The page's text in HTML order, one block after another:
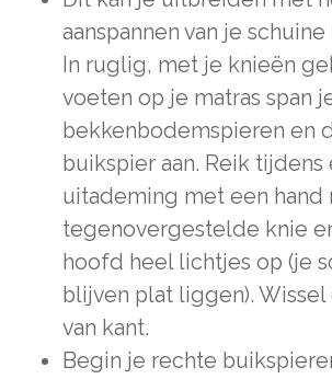
aanspannen van je
In ruglig, met je knieën
voeten op je matras span
bekkenbodemspieren en
buikspier aan. Reik tijdens
uitademing met een hand
tegenovergestelde knie
hoofd heel lichtjes op (je
blijven plat liggen). Wissel
van kant.
Begin je rechte